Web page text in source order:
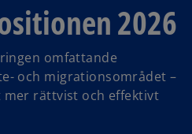
2026
omfattande
och migrationsområdet –
mer rättvist och effektivt